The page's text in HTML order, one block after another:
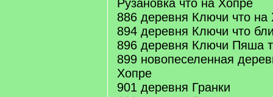
Рузановка что на Хопре
886 деревня Ключи что на
894 деревня Ключи что
896 деревня Ключи Пяша
899 новопеселенная
Хопре
901 деревня Гранки